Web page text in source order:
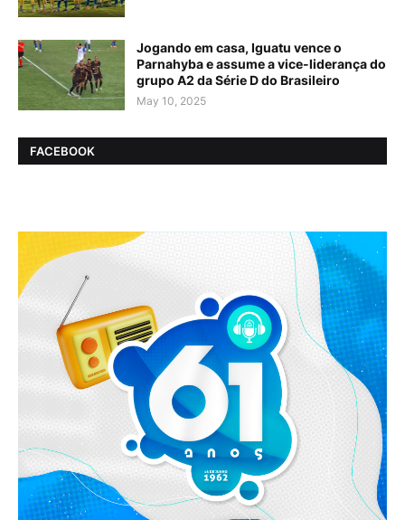
Jogando em casa, Iguatu vence o
Parnahyba e assume a vice-liderança do
grupo A2 da Série D do Brasileiro
May 10, 2025
FACEBOOK